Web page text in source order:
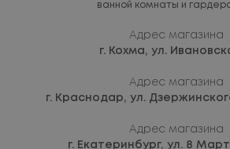
ванной комнаты и
Адрес магазина
г. Кохма, ул.
Адрес магазина
г. Краснодар, ул.
Адрес магазина
г. Екатеринбург, ул. 8